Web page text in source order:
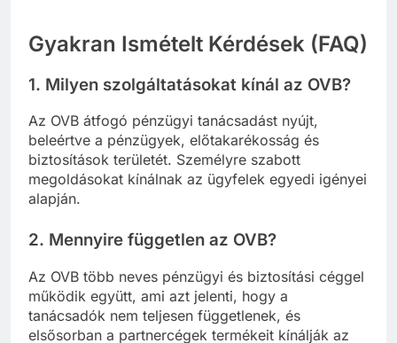
Gyakran Ismételt Kérdések (FAQ)
1. Milyen szolgáltatásokat kínál az OVB?
Az OVB átfogó pénzügyi tanácsadást nyújt,
beleértve a pénzügyek, előtakarékosság és
biztosítások területét. Személyre szabott
megoldásokat kínálnak az ügyfelek egyedi igényei
alapján.
2. Mennyire független az OVB?
Az OVB több neves pénzügyi és biztosítási céggel
működik együtt, ami azt jelenti, hogy a
tanácsadók nem teljesen függetlenek, és
elsősorban a partnercégek termékeit kínálják az